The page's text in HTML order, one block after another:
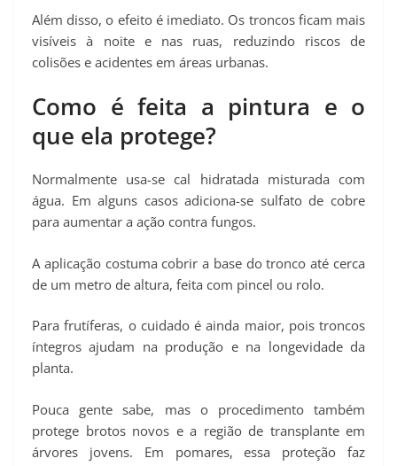
Além disso, o efeito é imediato. Os troncos ficam mais
visíveis à noite e nas ruas, reduzindo riscos de
colisões e acidentes em áreas urbanas.
Como é feita a pintura e o
que ela protege?
Normalmente usa-se cal hidratada misturada com
água. Em alguns casos adiciona-se sulfato de cobre
para aumentar a ação contra fungos.
A aplicação costuma cobrir a base do tronco até cerca
de um metro de altura, feita com pincel ou rolo.
Para frutíferas, o cuidado é ainda maior, pois troncos
íntegros ajudam na produção e na longevidade da
planta.
Pouca gente sabe, mas o procedimento também
protege brotos novos e a região de transplante em
árvores jovens. Em pomares, essa proteção faz